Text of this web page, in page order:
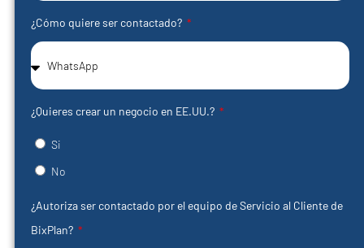
¿Cómo quiere ser contactado?
¿Quieres crear un negocio en EE.UU.?
Si
No
¿Autoriza ser contactado por el equipo de Servicio al Cliente de
BixPlan?